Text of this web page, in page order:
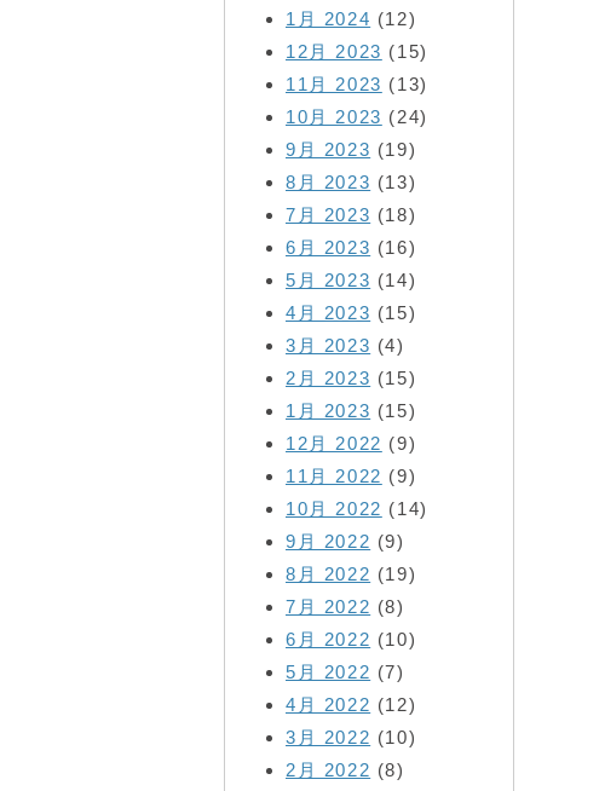
1月 2024 (12)
12月 2023 (15)
11月 2023 (13)
10月 2023 (24)
9月 2023 (19)
8月 2023 (13)
7月 2023 (18)
6月 2023 (16)
5月 2023 (14)
4月 2023 (15)
3月 2023 (4)
2月 2023 (15)
1月 2023 (15)
12月 2022 (9)
11月 2022 (9)
10月 2022 (14)
9月 2022 (9)
8月 2022 (19)
7月 2022 (8)
6月 2022 (10)
5月 2022 (7)
4月 2022 (12)
3月 2022 (10)
2月 2022 (8)